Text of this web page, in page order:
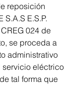
reposición
S.A.S E.S.P.
024 de
se proceda a
administrativo
servicio eléctrico
tal forma que